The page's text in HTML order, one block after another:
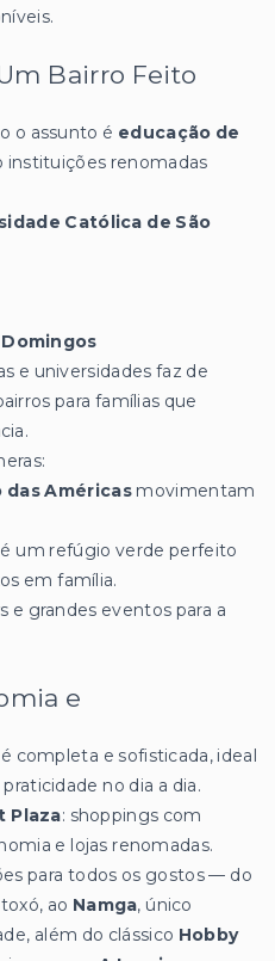
Bairro Feito
o assunto é educação de
instituições renomadas
Católica de São
Domingos
e universidades faz de
para famílias que
das Américasmovimentam
um refúgio verde perfeito
em família.
e grandes eventos para a
e
completa e sofisticada, ideal
no dia a dia.
Plaza: shoppings com
e lojas renomadas.
para todos os gostos — do
ao Namga, único
além do clássico Hobby